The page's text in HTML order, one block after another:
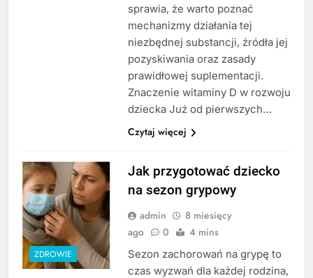
sprawia, że warto poznać
mechanizmy działania tej
niezbędnej substancji, źródła jej
pozyskiwania oraz zasady
prawidłowej suplementacji.
Znaczenie witaminy D w rozwoju
dziecka Już od pierwszych…
Czytaj więcej
ZDROWIE
Jak przygotować dziecko
na sezon grypowy
admin
8 miesięcy
ago
0 4 mins
Sezon zachorowań na grypę to
czas wyzwań dla każdej rodzina,